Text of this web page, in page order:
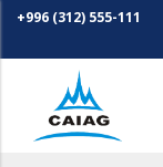
+996 (312) 555-111